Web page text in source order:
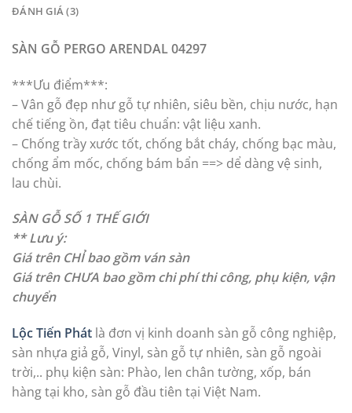
ĐÁNH GIÁ (3)
SÀN GỖ PERGO ARENDAL 04297
***Ưu điểm***:
– Vân gỗ đẹp như gỗ tự nhiên, siêu bền, chịu nước, hạn
chế tiếng ồn, đạt tiêu chuẩn: vật liệu xanh.
– Chống trầy xước tốt, chống bắt cháy, chống bạc màu,
chống ẩm mốc, chống bám bẩn ==> dể dàng vệ sinh,
lau chùi.
SÀN GỖ SỐ 1 THẾ GIỚI
** Lưu ý:
Giá trên CHỈ bao gồm ván sàn
Giá trên CHƯA bao gồm chi phí thi công, phụ kiện, vận
chuyển
Lộc Tiến Phát là đơn vị kinh doanh sàn gỗ công nghiệp,
sàn nhựa giả gỗ, Vinyl, sàn gỗ tự nhiên, sàn gỗ ngoài
trời,.. phụ kiện sàn: Phào, len chân tường, xốp, bán
hàng tại kho, sàn gỗ đầu tiên tại Việt Nam.